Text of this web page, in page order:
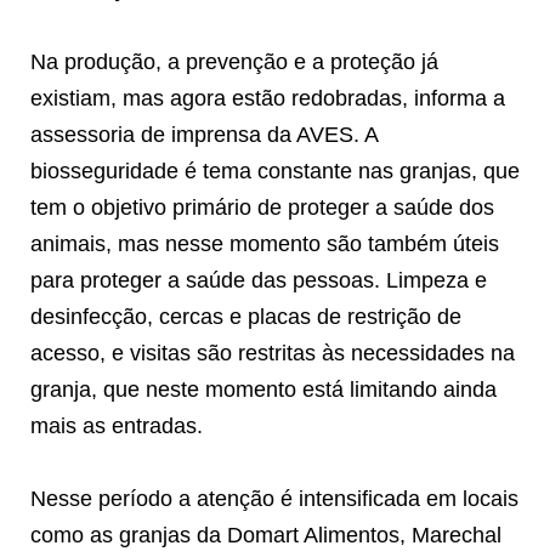
Na produção, a prevenção e a proteção já
existiam, mas agora estão redobradas, informa a
assessoria de imprensa da AVES. A
biosseguridade é tema constante nas granjas, que
tem o objetivo primário de proteger a saúde dos
animais, mas nesse momento são também úteis
para proteger a saúde das pessoas. Limpeza e
desinfecção, cercas e placas de restrição de
acesso, e visitas são restritas às necessidades na
granja, que neste momento está limitando ainda
mais as entradas.
Nesse período a atenção é intensificada em locais
como as granjas da Domart Alimentos, Marechal